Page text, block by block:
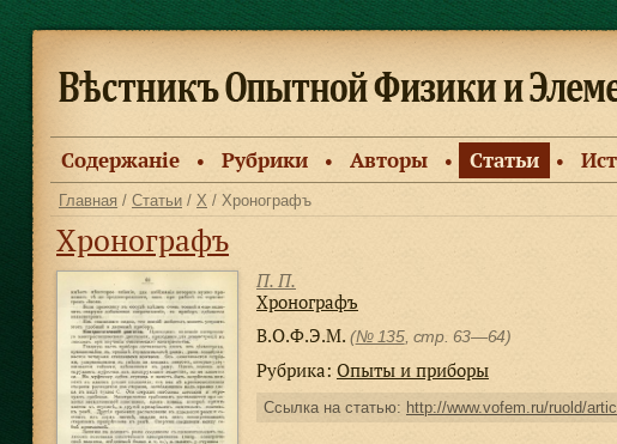
Содержанiе ● Рубрики ● Авторы ● Статьи ●
Главная / Статьи / Х / Хронографъ
Хронографъ
П. П.
Хронографъ
В.О.Ф.Э.М. (№ 135, стр. 63—64)
Рубрика: Опыты и приборы
Ссылка на статью: http://www.vofem.ru/ruold/